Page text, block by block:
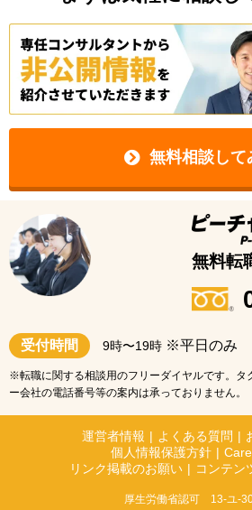
無料相談して
無料転
受付時間 9時〜19時 ※平日のみ
※転職に関する相談用のフリーダイヤルです。タ
ー会社の電話番号等の案内は承っておりません。
運営者情報 | よくある質問 |
個人情報保護方針 |
リンク掲載のお願い | コンテン
厚生労働省認可 13-ユ-